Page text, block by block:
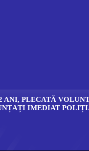
ANI, PLECATĂ
IMEDIAT